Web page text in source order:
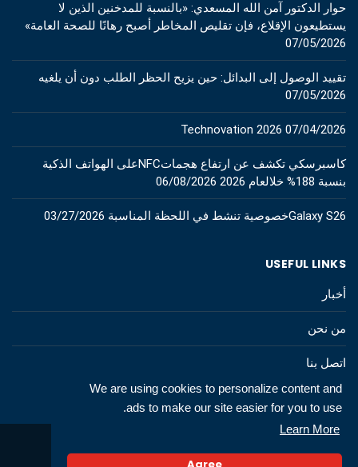
We are using cookies to personalize content and
ads to make our site easier for you to use.
Learn More
حوار الدكتور آمن الله المسعدي: «بالنسبة للمدخنين الذين لا
يستطيعون الإقلاع، فإن تقليص المخاطر أصبح رهانًا للصحة العامة»
07/05/2026
تقييد الوصول إلى البدائل: حين يزيح الحظر الطلب دون أن يلغيه
07/05/2026
Technovation 2026 07/04/2026
كاسبرسكي تكشف عن ارتفاع هجماتNFCعلى الهواتف الذكية
بنسبة 188% خلالعام 2026
06/08/2026
Galaxy S26خصوصية تنشط في اللحظة المناسبة 03/27/2026
USEFUL LINKS
أخبار
من نحن
اتصل بنا
© 2026 All rights to technews.tn